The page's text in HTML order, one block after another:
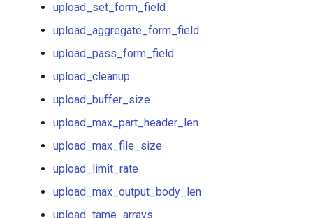
global-throttle
healthcheck
upload_set_form_field
upload_aggregate_form_field
upload_pass_form_field
upload_cleanup
upload_buffer_size
upload_max_part_header_len
upload_max_file_size
upload_limit_rate
upload_max_output_body_len
upload_tame_arrays